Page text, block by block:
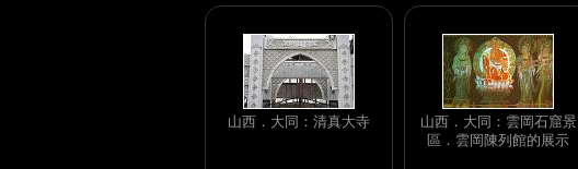
山西．大同：清真大寺
山西．大同：雲岡石窟景
區．雲岡陳列館的展示